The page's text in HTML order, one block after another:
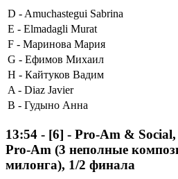
D - Amuchastegui Sabrina
E - Elmadagli Murat
F - Маринова Мария
G - Ефимов Михаил
H - Кайтуков Вадим
A - Diaz Javier
B - Гудыно Анна
13:54 - [6] - Pro-Am &
Pro-Am (3 неполные
милонга), 1/2 финала